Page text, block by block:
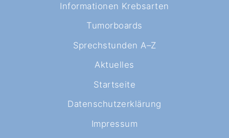
Informationen Krebsarten
Tumorboards
Sprechstunden A–Z
Aktuelles
Startseite
Datenschutzerklärung
Impressum